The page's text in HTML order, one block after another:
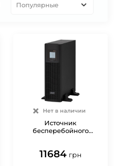
Популярные
Нет в наличии
Источник
бесперебойного
11684 грн